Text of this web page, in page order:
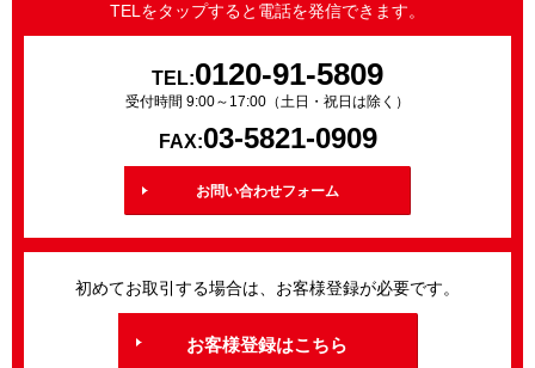
TELをタップすると電話を発信できます。
TEL:0120-91-5809
受付時間 9:00～17:00（土日・祝日は除く）
FAX:03-5821-0909
お問い合わせフォーム
初めてお取引する場合は、お客様登録が必要です。
お客様登録はこちら